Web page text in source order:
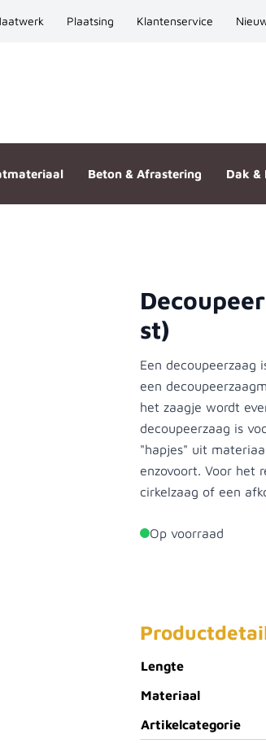
Plaatsing Klantenservice
Beton & Afrastering Dak &
st)
Een decoupeerzaag
een
het zaagje wordt
decoupeerzaag is
"hapjes" uit
enzovoort. Voor het
cirkelzaag of een
Op voorraad
Lengte
Materiaal
Artikelcategorie